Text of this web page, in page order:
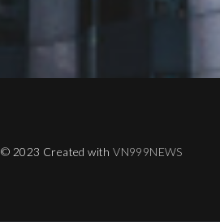
© 2023 Created withVN999NEWS